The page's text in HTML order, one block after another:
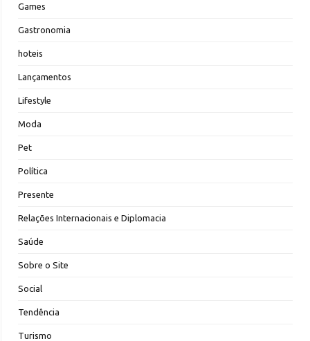
Games
Gastronomia
hoteis
Lançamentos
Lifestyle
Moda
Pet
Política
Presente
Relações Internacionais e Diplomacia
Saúde
Sobre o Site
Social
Tendência
Turismo